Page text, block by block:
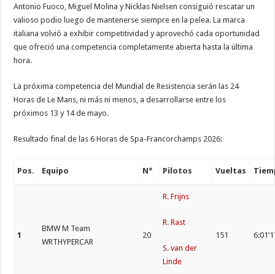
Antonio Fuoco, Miguel Molina y Nicklas Nielsen consiguió rescatar un
valioso podio luego de mantenerse siempre en la pelea. La marca
italiana volvió a exhibir competitividad y aprovechó cada oportunidad
que ofreció una competencia completamente abierta hasta la última
hora.
La próxima competencia del Mundial de Resistencia serán las 24
Horas de Le Mans, ni más ni menos, a desarrollarse entre los
próximos 13 y 14 de mayo.
Resultado final de las 6 Horas de Spa-Francorchamps 2026:
Pos. Equipo N° Pilotos Vueltas
1
BMW M Team
WRTHYPERCAR
20
R. Frijns
R. Rast
S. van der
Linde
151